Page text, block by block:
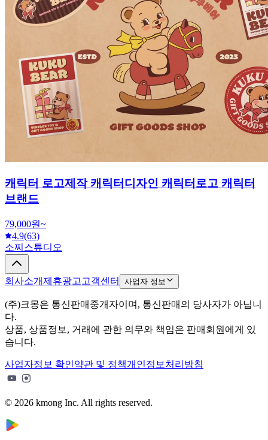
캐릭터 로고제작 캐릭터디자인 캐릭터로고 캐릭터
브랜드
79,000원~
4.9(63)
소찌스튜디오
회사소개제휴광고 고객센터 사업자 정보
(주)크몽은 통신판매중개자이며, 통신판매의 당사자가 아닙니
다.
상품, 상품정보, 거래에 관한 의무와 책임은 판매회원에게 있
습니다.
사업자정보 확인약관 및 정책개인정보처리방침
© 2026 kmong Inc. All rights reserved.